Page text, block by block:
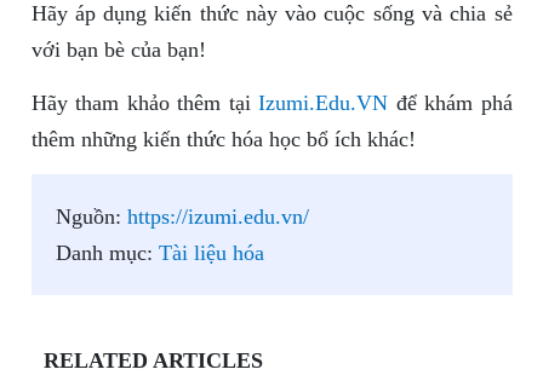
Hãy áp dụng kiến thức này vào cuộc sống và chia sẻ
với bạn bè của bạn!
Hãy tham khảo thêm tại Izumi.Edu.VN để khám phá
thêm những kiến thức hóa học bổ ích khác!
Nguồn: https://izumi.edu.vn/
Danh mục: Tài liệu hóa
RELATED ARTICLES